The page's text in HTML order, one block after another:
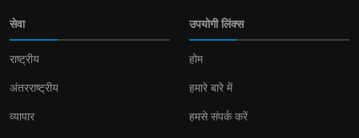
सेवा
राष्ट्रीय
अंतरराष्ट्रीय
व्यापार
उपयोगी लिंक्स
होम
हमारे बारे में
हमसे संपर्क करें